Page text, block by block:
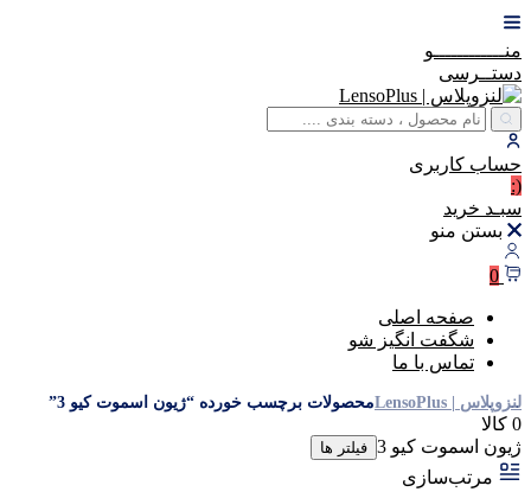
منــــــــــــو
دستــرسی
حساب کاربری
(:
سبـد خرید
بستن منو
0
صفحه اصلی
شگفت انگیز شو
تماس با ما
لنزوپلاس | LensoPlus محصولات برچسب خورده “ژیون اسموت کیو 3”
0 کالا
ژیون اسموت کیو 3
فیلتر ها
مرتب‌سازی